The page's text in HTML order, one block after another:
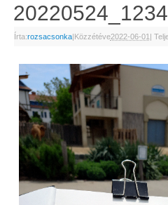
Írta:rozsacsonka|Közzétéve2022-06-01 |